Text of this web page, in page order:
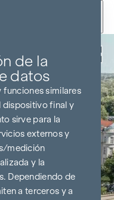
de la
datos
funciones similares
dispositivo final y
sirve para la
externos y
medición
y la
Dependiendo de
a terceros y a